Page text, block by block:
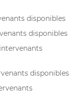
disponibles
disponibles
disponibles